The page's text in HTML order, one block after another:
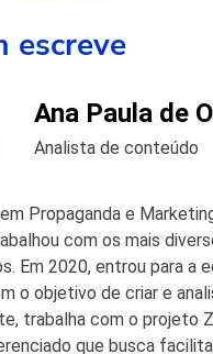
escreve
Ana Paula de
Analista de conteúdo
Propaganda e
com os mais
Em 2020, entrou para a
o objetivo de criar e
trabalha com o projeto
que busca